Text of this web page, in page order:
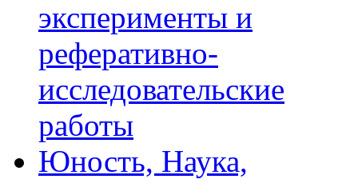
эксперименты и
реферативно-
исследовательские
работы
Юность, Наука,